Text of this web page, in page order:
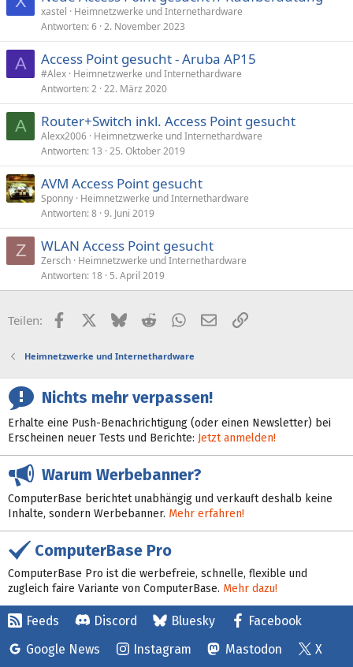
n
:
xastel
Heimnetzwerke und Internethardware
Antworten 6 2. November 2023
A Access Point gesucht - Aruba AP15
#Alex Heimnetzwerke und Internethardware
Antworten 2 22. März 2020
A Router+Switch inkl. Access Point gesucht
Alexx2006 Heimnetzwerke und Internethardware
Antworten 13 25. Oktober 2019
AVM Access Point gesucht
Sponny Heimnetzwerke und Internethardware
Antworten 8 9. Juni 2019
Z WLAN Access Point gesucht
Zersch Heimnetzwerke und Internethardware
Antworten 18 5. April 2019
Teilen: FacebookX (Twitter)
BlueskyRedditWhatsApp
E-MailLink
Heimnetzwerke und Internethardware
Nichts mehr verpassen!
Erhalte eine Push-Benachrichtigung (oder einen Newsletter) bei
Erscheinen neuer Tests und Berichte: Jetzt anmelden!
Warum Werbebanner?
ComputerBase berichtet unabhängig und verkauft deshalb keine
Inhalte, sondern Werbebanner. Mehr erfahren!
ComputerBase Pro
ComputerBase Pro ist die werbefreie, schnelle, flexible und
zugleich faire Variante von ComputerBase. Mehr dazu!
Feeds Discord Bluesky
Facebook
Google News
Instagram Mastodon X